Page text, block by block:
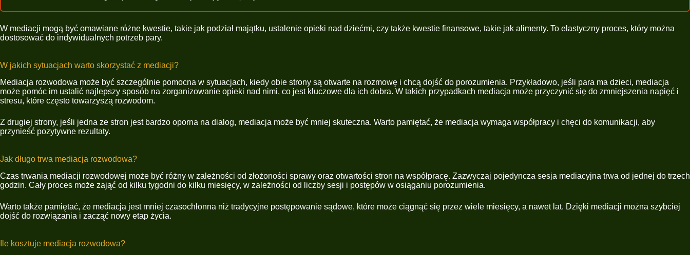
W mediacji mogą być omawiane różne kwestie, takie jak podział majątku, ustalenie opieki nad dziećmi, czy także kwestie finansowe, takie jak alimenty. To elastyczny proces, który można
dostosować do indywidualnych potrzeb pary.
W jakich sytuacjach warto skorzystać z mediacji?
Mediacja rozwodowa może być szczególnie pomocna w sytuacjach, kiedy obie strony są otwarte na rozmowę i chcą dojść do porozumienia. Przykładowo, jeśli para ma dzieci, mediacja
może pomóc im ustalić najlepszy sposób na zorganizowanie opieki nad nimi, co jest kluczowe dla ich dobra. W takich przypadkach mediacja może przyczynić się do zmniejszenia napięć i
stresu, które często towarzyszą rozwodom.
Z drugiej strony, jeśli jedna ze stron jest bardzo oporna na dialog, mediacja może być mniej skuteczna. Warto pamiętać, że mediacja wymaga współpracy i chęci do komunikacji, aby
przynieść pozytywne rezultaty.
Jak długo trwa mediacja rozwodowa?
Czas trwania mediacji rozwodowej może być różny w zależności od złożoności sprawy oraz otwartości stron na współpracę. Zazwyczaj pojedyncza sesja mediacyjna trwa od jednej do trzech
godzin. Cały proces może zająć od kilku tygodni do kilku miesięcy, w zależności od liczby sesji i postępów w osiąganiu porozumienia.
Warto także pamiętać, że mediacja jest mniej czasochłonna niż tradycyjne postępowanie sądowe, które może ciągnąć się przez wiele miesięcy, a nawet lat. Dzięki mediacji można szybciej
dojść do rozwiązania i zacząć nowy etap życia.
Ile kosztuje mediacja rozwodowa?